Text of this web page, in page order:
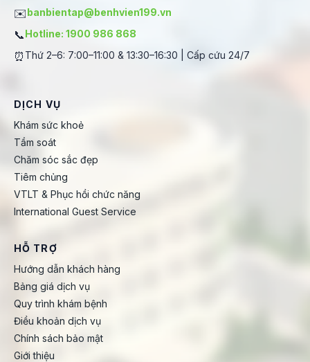
✉️banbientap@benhvien199.vn
📞Hotline: 1900 986 868
⏰ Thứ 2–6: 7:00–11:00 & 13:30–16:30 | Cấp cứu 24/7
DỊCH VỤ
Khám sức khoẻ
Tầm soát
Chăm sóc sắc đẹp
Tiêm chủng
VTLT & Phục hồi chức năng
International Guest Service
HỖ TRỢ
Hướng dẫn khách hàng
Bảng giá dịch vụ
Quy trình khám bệnh
Điều khoản dịch vụ
Chính sách bảo mật
Giới thiệu